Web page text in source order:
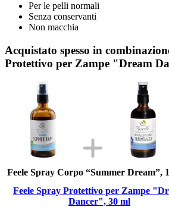
Per le pelli normali
Senza conservanti
Non macchia
Acquistato spesso in
Protettivo per Zampe "Dream
Feele Spray Corpo “Summer Dream”,
Feele Spray Protettivo per Zampe
Dancer", 30 ml